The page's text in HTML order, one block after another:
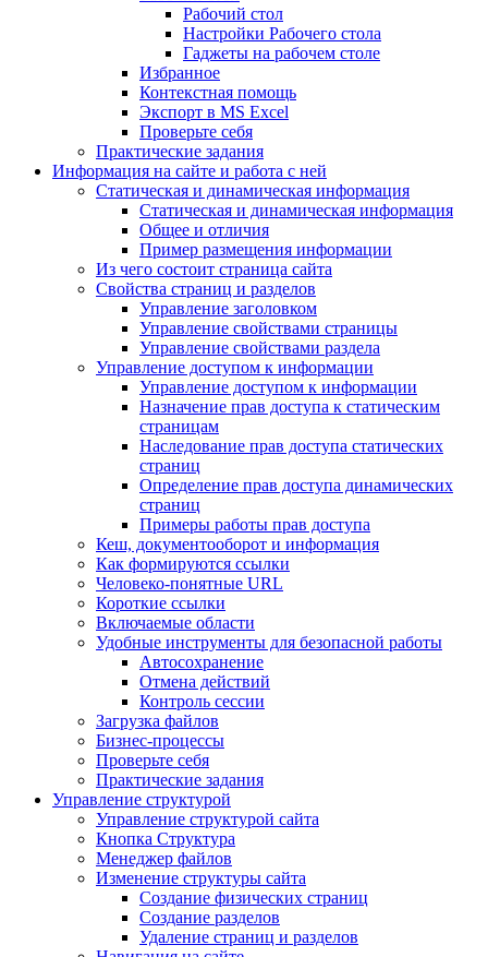
Рабочий стол
Настройки Рабочего стола
Гаджеты на рабочем столе
Избранное
Контекстная помощь
Экспорт в MS Excel
Проверьте себя
Практические задания
Информация на сайте и работа с ней
Статическая и динамическая информация
Статическая и динамическая информация
Общее и отличия
Пример размещения информации
Из чего состоит страница сайта
Свойства страниц и разделов
Управление заголовком
Управление свойствами страницы
Управление свойствами раздела
Управление доступом к информации
Управление доступом к информации
Назначение прав доступа к статическим
страницам
Наследование прав доступа статических
страниц
Определение прав доступа динамических
страниц
Примеры работы прав доступа
Кеш, документооборот и информация
Как формируются ссылки
Человеко-понятные URL
Короткие ссылки
Включаемые области
Удобные инструменты для безопасной работы
Автосохранение
Отмена действий
Контроль сессии
Загрузка файлов
Бизнес-процессы
Проверьте себя
Практические задания
Управление структурой
Управление структурой сайта
Кнопка Структура
Менеджер файлов
Изменение структуры сайта
Создание физических страниц
Создание разделов
Удаление страниц и разделов